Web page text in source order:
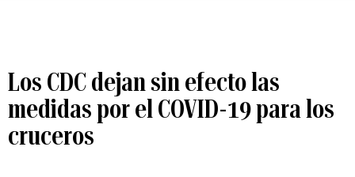
Los CDC dejan sin efecto las
medidas por el COVID-19 para los
cruceros